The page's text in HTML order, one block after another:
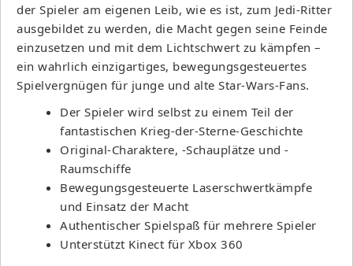
der Spieler am eigenen Leib, wie es ist, zum Jedi-Ritter
ausgebildet zu werden, die Macht gegen seine Feinde
einzusetzen und mit dem Lichtschwert zu kämpfen –
ein wahrlich einzigartiges, bewegungsgesteuertes
Spielvergnügen für junge und alte Star-Wars-Fans.
Der Spieler wird selbst zu einem Teil der
fantastischen Krieg-der-Sterne-Geschichte
Original-Charaktere, -Schauplätze und -
Raumschiffe
Bewegungsgesteuerte Laserschwertkämpfe
und Einsatz der Macht
Authentischer Spielspaß für mehrere Spieler
Unterstützt Kinect für Xbox 360